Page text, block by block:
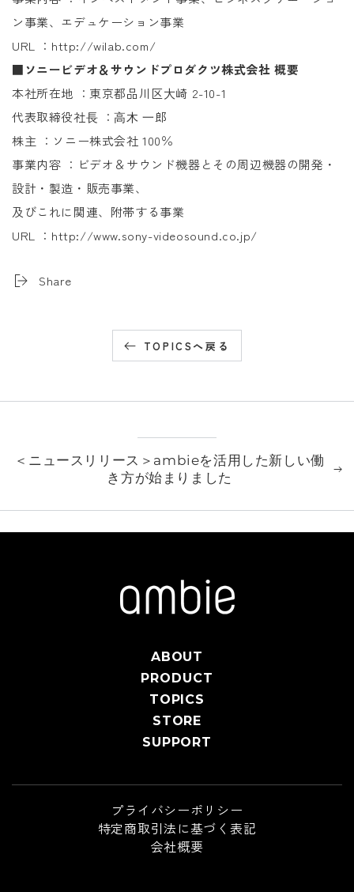
ン事業、エデュケーション事業
URL ：http://wilab.com/
■ソニービデオ＆サウンドプロダクツ株式会社 概要
本社所在地 ：東京都品川区⼤崎 2-10-1
代表取締役社⻑ ：⾼⽊ ⼀郎
株主 ：ソニー株式会社 100％
事業内容 ：ビデオ＆サウンド機器とその周辺機器の開発・
設計・製造・販売事業、
及びこれに関連、附帯する事業
URL ：http://www.sony-videosound.co.jp/
Share
TOPICSへ戻る
＜ニュースリリース＞ambieを活用した新しい働
き方が始まりました
ABOUT
PRODUCT
TOPICS
STORE
SUPPORT
プライバシーポリシー
特定商取引法に基づく表記
会社概要